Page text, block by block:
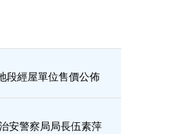
段經屋單位售價公佈
安警察局局長伍素萍